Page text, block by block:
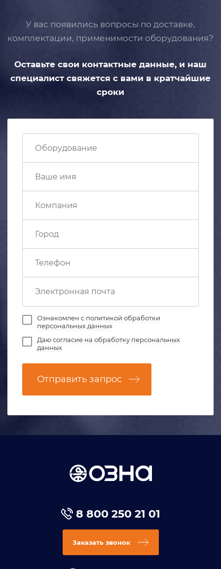
У вас появились вопросы по доставке,
комплектации, применимости оборудования?
Оставьте свои контактные данные, и наш
специалист свяжется с вами в кратчайшие
сроки
Ознакомлен с политикой обработки
персональных данных
Даюсогласие на обработку персональных
данных
Отправить запрос
8 800 250 21 01
Заказать звонок